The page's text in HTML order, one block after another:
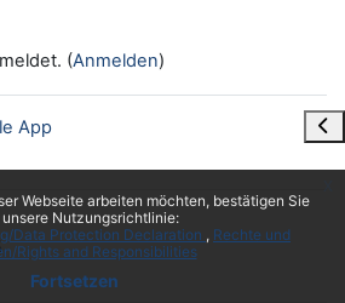
Webseite arbeiten möchten, bestätigen Sie
Nutzungsrichtlinie:
Data Protection Declaration
Rechte und
Rights and Responsibilities
Fortsetzen
(Anmelden)
App